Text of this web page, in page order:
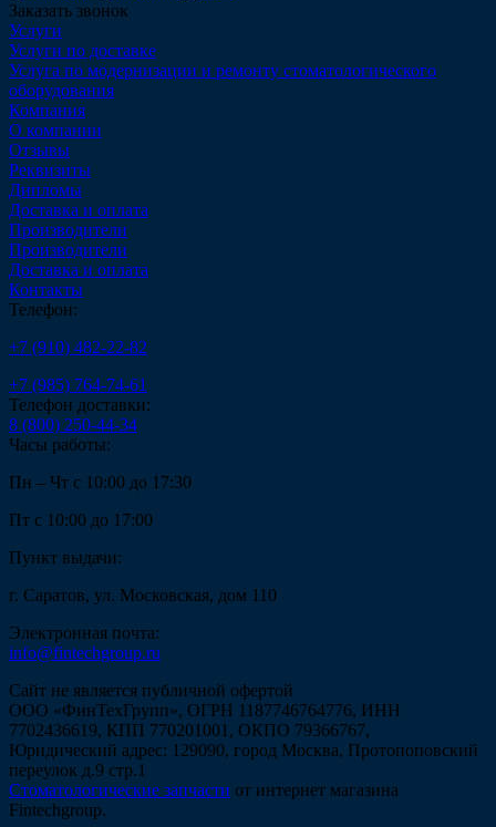
Заказать звонок
Услуги
Услуги по доставке
Услуга по модернизации и ремонту стоматологического
оборудования
Компания
О компании
Отзывы
Реквизиты
Дипломы
Доставка и оплата
Производители
Производители
Доставка и оплата
Контакты
Телефон:
+7 (910) 482-22-82
+7 (985) 764-74-61
Телефон доставки:
8 (800) 250-44-34
Часы работы:
Пн – Чт с 10:00 до 17:30
Пт с 10:00 до 17:00
Пункт выдачи:
г. Саратов, ул. Московская, дом 110
Электронная почта:
info@fintechgroup.ru
Сайт не является публичной офертой
ООО «ФинТехГрупп», ОГРН 1187746764776, ИНН
7702436619, КПП 770201001, ОКПО 79366767,
Юридический адрес: 129090, город Москва, Протопоповский
переулок д.9 стр.1
Стоматологические запчасти от интернет магазина
Fintechgroup.